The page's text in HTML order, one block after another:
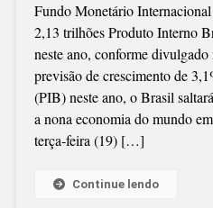
Fundo Monetário
2,13 trilhões Produto Interno
neste ano, conforme
previsão de crescimento de
(PIB) neste ano, o Brasil
a nona economia do mundo
terça-feira (19) […]
Continue lendo